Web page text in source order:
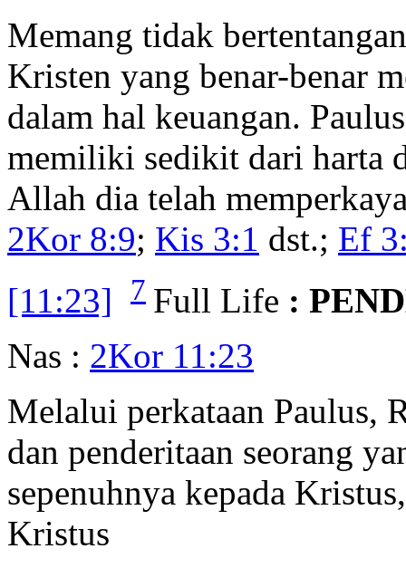
Memang tidak
Kristen yang benar-benar
dalam hal keuangan.
memiliki sedikit dari harta
Allah dia telah
2Kor 8:9; Kis 3:1 dst.; Ef
[11:23]
7 Full Life :
Nas : 2Kor 11:23
Melalui perkataan Paulus,
dan penderitaan seorang
sepenuhnya kepada
Kristus